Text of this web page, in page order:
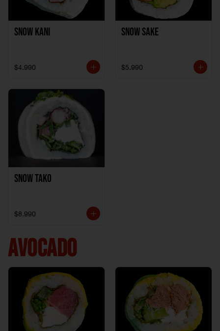
Snow Kani
$4.990
Snow Sake
$5.990
Snow Tako
$8.990
AVOCADO